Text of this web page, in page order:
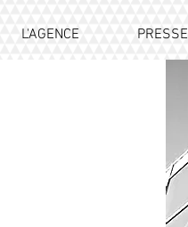
L'AGENCE PRESSE